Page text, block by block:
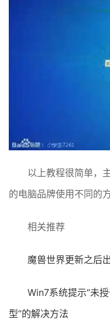
以上教程很简单，
的电脑品牌使用不同的
相关推荐
魔兽世界更新之后
Win7系统提示“未
型”的解决方法